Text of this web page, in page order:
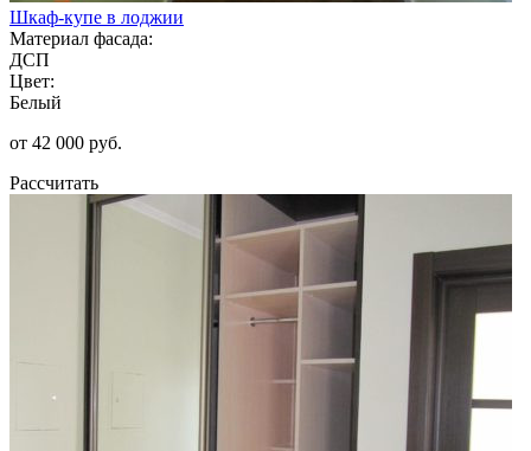
Шкаф-купе в лоджии
Материал фасада:
ДСП
Цвет:
Белый
от 42 000 руб.
Рассчитать